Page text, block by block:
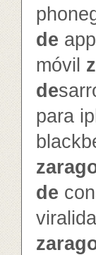
de
móvil
de
para
de